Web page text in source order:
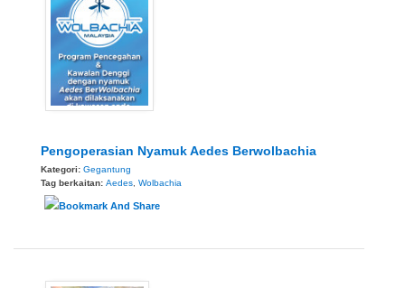
Pengoperasian Nyamuk Aedes Berwolbachia
Kategori: Gegantung
Tag berkaitan: Aedes Wolbachia